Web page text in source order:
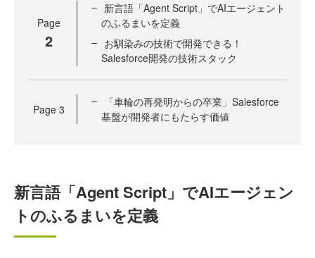
Page
2
新言語「Agent Script」でAIエージェント
のふるまいを定義
お馴染みの技術で開発できる！
Salesforce開発の技術スタック
Page 3
「車輪の再発明からの卒業」Salesforce
基盤が開発者にもたらす価値
新言語「Agent Script」でAIエージェン
トのふるまいを定義